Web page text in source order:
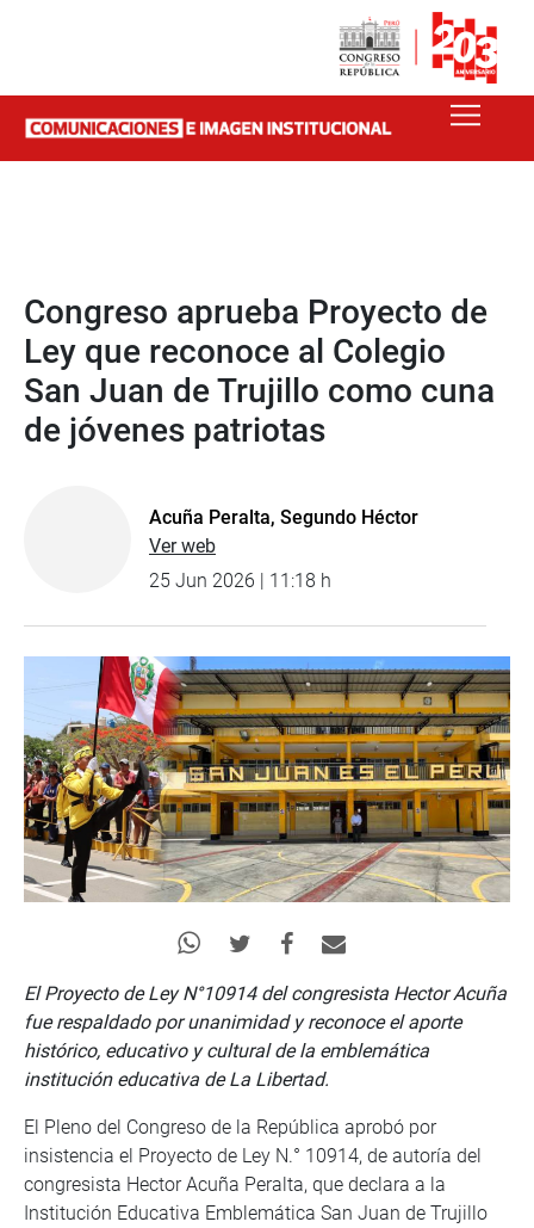
Congreso aprueba Proyecto de
Ley que reconoce al Colegio
San Juan de Trujillo como cuna
de jóvenes patriotas
Acuña Peralta, Segundo Héctor
Ver web
25 Jun 2026 | 11:18 h
El Proyecto de Ley N°10914 del congresista Hector Acuña
fue respaldado por unanimidad y reconoce el aporte
histórico, educativo y cultural de la emblemática
institución educativa de La Libertad.
El Pleno del Congreso de la República aprobó por
insistencia el Proyecto de Ley N.° 10914, de autoría del
congresista Hector Acuña Peralta, que declara a la
Institución Educativa Emblemática San Juan de Trujillo